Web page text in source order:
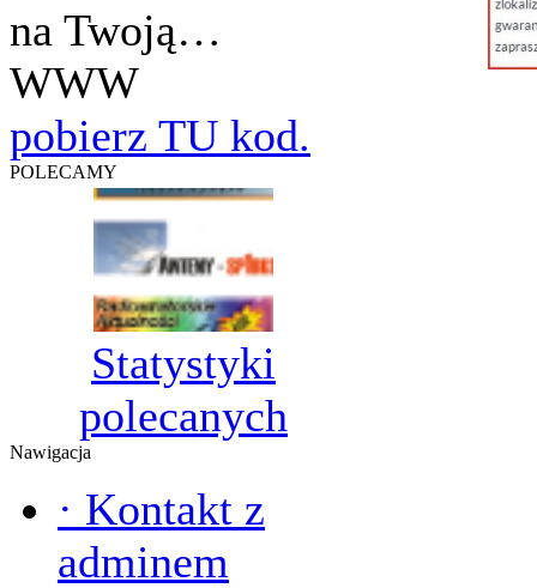
na Twoją…
WWW
pobierz TU kod.
POLECAMY
Statystyki
polecanych
Nawigacja
· Kontakt z
adminem